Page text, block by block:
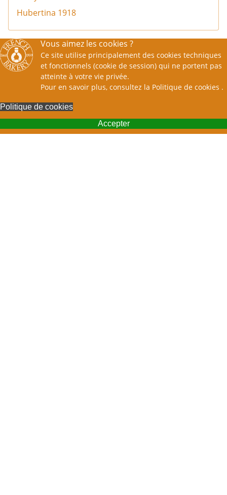
Hubertina 1918
Vous aimez les cookies ?
Ce site utilise principalement des cookies techniques
et fonctionnels (cookie de session) qui ne portent pas
atteinte à votre vie privée.
Pour en savoir plus, consultez la Politique de cookies .
Politique de cookies
Accepter